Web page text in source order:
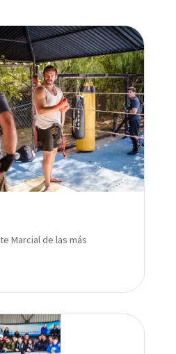
Marcial de las más